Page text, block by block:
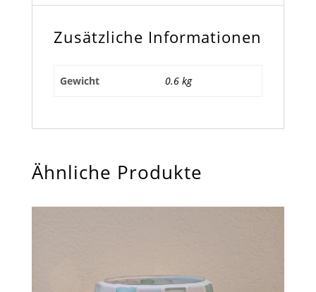
Zusätzliche Informationen
Gewicht 0.6 kg
Ähnliche Produkte